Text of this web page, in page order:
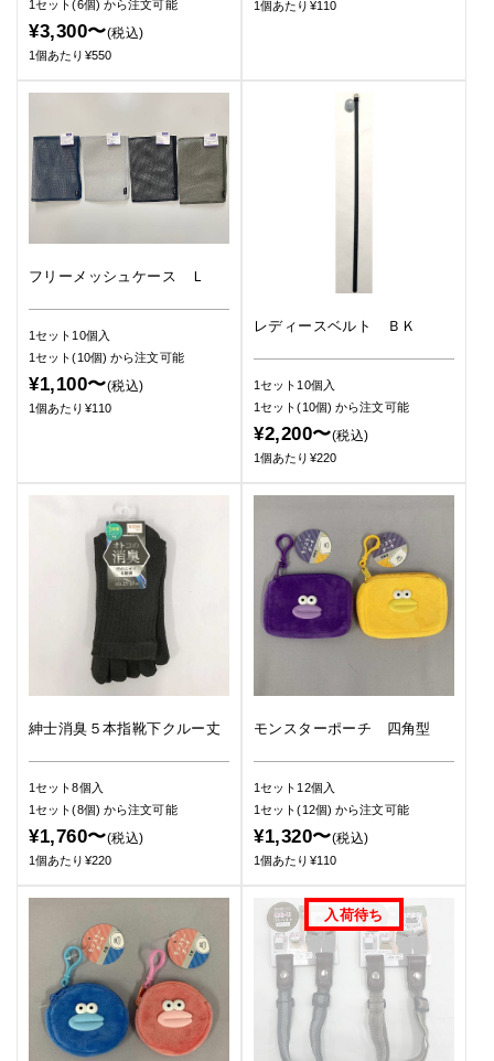
1セット(6個) から注文可能
¥3,300〜(税込)
1個あたり¥550
1個あたり¥110
フリーメッシュケース Ｌ
1セット10個入
1セット(10個)から注文可能
¥1,100〜(税込)
1個あたり¥110
レディースベルト ＢＫ
1セット10個入
1セット(10個)から注文可能
¥2,200〜(税込)
1個あたり¥220
紳士消臭５本指靴下クルー丈
1セット8個入
1セット(8個) から注文可能
¥1,760〜(税込)
1個あたり¥220
モンスターポーチ 四角型
1セット12個入
1セット(12個)から注文可能
¥1,320〜(税込)
1個あたり¥110